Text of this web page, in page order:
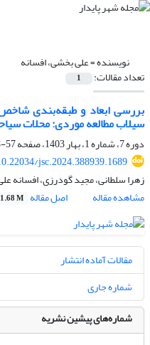
نویسنده =علی بخشی، افسانه
تعداد مقالات: 1
بررسی ابعاد و طبقه‌بندی
سیلاب مطالعه موردی: محلات
دوره 7، شماره 1، بهار 1403، صفحه
57-78
jsc.2024.388939.1689
زهرا سلطانی، مجید گودرزی، افسانه
مشاهده مقاله
اصل مقاله 1.68 M
مقالات آماده انتشار
شماره جاری
شماره‌های پیشین نشریه